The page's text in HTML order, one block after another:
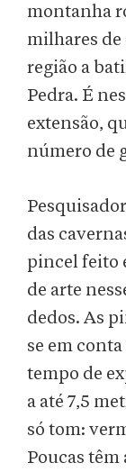
montanha
milhares
região a
Pedra. É
extensão,
número de
das
pincel feito
de arte
dedos. As
se em
tempo de
a até 7,5
só tom:
Poucas têm